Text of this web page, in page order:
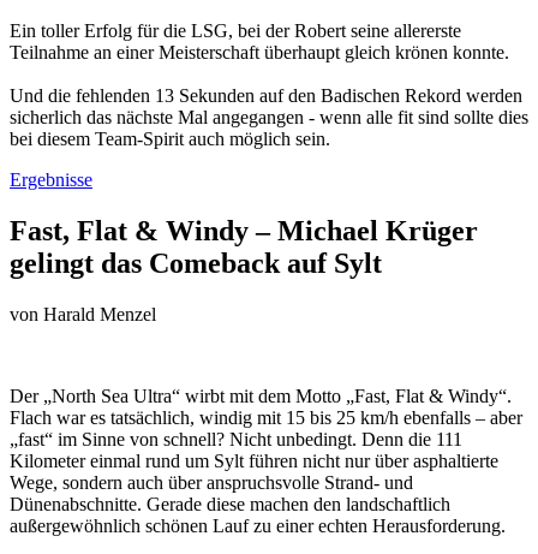
Ein toller Erfolg für die LSG, bei der Robert seine allererste
Teilnahme an einer Meisterschaft überhaupt gleich krönen konnte.
Und die fehlenden 13 Sekunden auf den Badischen Rekord werden
sicherlich das nächste Mal angegangen - wenn alle fit sind sollte dies
bei diesem Team-Spirit auch möglich sein.
Ergebnisse
Fast, Flat & Windy – Michael Krüger
gelingt das Comeback auf Sylt
von Harald Menzel
Der „North Sea Ultra“ wirbt mit dem Motto „Fast, Flat & Windy“.
Flach war es tatsächlich, windig mit 15 bis 25 km/h ebenfalls – aber
„fast“ im Sinne von schnell? Nicht unbedingt. Denn die 111
Kilometer einmal rund um Sylt führen nicht nur über asphaltierte
Wege, sondern auch über anspruchsvolle Strand- und
Dünenabschnitte. Gerade diese machen den landschaftlich
außergewöhnlich schönen Lauf zu einer echten Herausforderung.